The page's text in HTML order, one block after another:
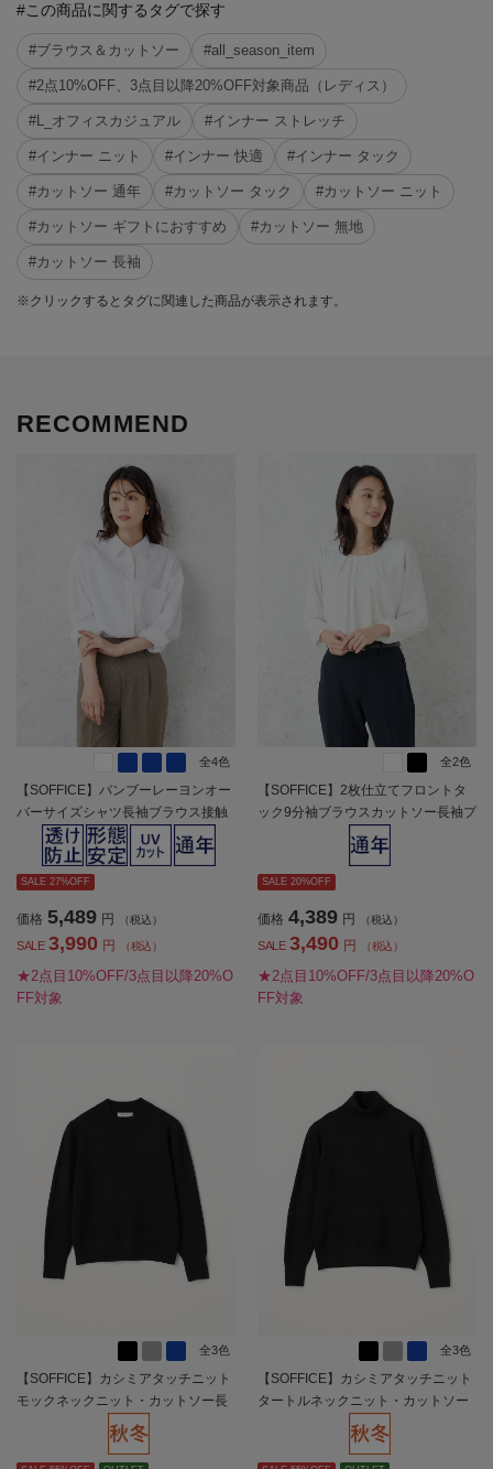
#この商品に関するタグで探す
#ブラウス＆カットソー #all_season_item
#2点10%OFF、3点目以降20%OFF対象商品（レディス）
#L_オフィスカジュアル #インナー ストレッチ
#インナー ニット #インナー 快適 #インナー タック
#カットソー 通年 #カットソー タック #カットソー ニット
#カットソー ギフトにおすすめ #カットソー 無地
#カットソー 長袖
※クリックするとタグに関連した商品が表示されます。
RECOMMEND
全4色
【SOFFICE】バンブーレーヨンオー
バーサイズシャツ長袖ブラウス接触
冷感通年【レディース】
SALE 27%OFF
価格 5,489 円 （税込）
SALE 3,990 円 （税込）
★2点目10%OFF/3点目以降20%O
FF対象
全2色
【SOFFICE】2枚仕立てフロントタ
ック9分袖ブラウスカットソー長袖プ
ルオーバーソフィーチェ消臭加工ウ
ォッシャブル通年【レディース】
SALE 20%OFF
価格 4,389 円 （税込）
SALE 3,490 円 （税込）
★2点目10%OFF/3点目以降20%O
FF対象
全3色
【SOFFICE】カシミアタッチニット
モックネックニット・カットソー長
袖ソフィーチェ秋冬【レディース】
全3色
【SOFFICE】カシミアタッチニット
タートルネックニット・カットソー
長袖ソフィーチェ秋冬【レディー